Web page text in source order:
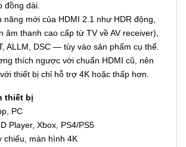
đồng dài.
mới của HDMI 2.1 như HDR động,
âm thanh cao cấp từ TV về AV receiver),
ALLM, DSC — tùy vào sản phẩm cụ thể.
thích ngược với chuẩn HDMI cũ, nên
thiết bị chỉ hỗ trợ 4K hoặc thấp hơn.
thiết bị
PC
Player, Xbox, PS4/PS5
chiếu, màn hình 4K